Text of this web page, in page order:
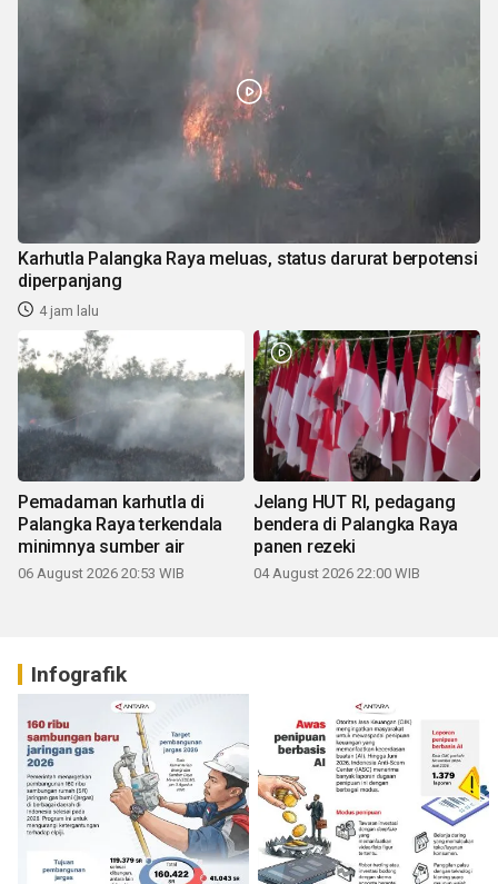
Karhutla Palangka Raya meluas, status darurat berpotensi
diperpanjang
4 jam lalu
Pemadaman karhutla di
Palangka Raya terkendala
minimnya sumber air
06 August 2026 20:53 WIB
Jelang HUT RI, pedagang
bendera di Palangka Raya
panen rezeki
04 August 2026 22:00 WIB
Infografik